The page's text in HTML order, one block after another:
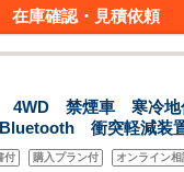
在庫確認・見積依頼
4WD 禁煙車 寒冷地
衝突軽減装
トハイビーム シー
付 購入プラン付 オンライン相